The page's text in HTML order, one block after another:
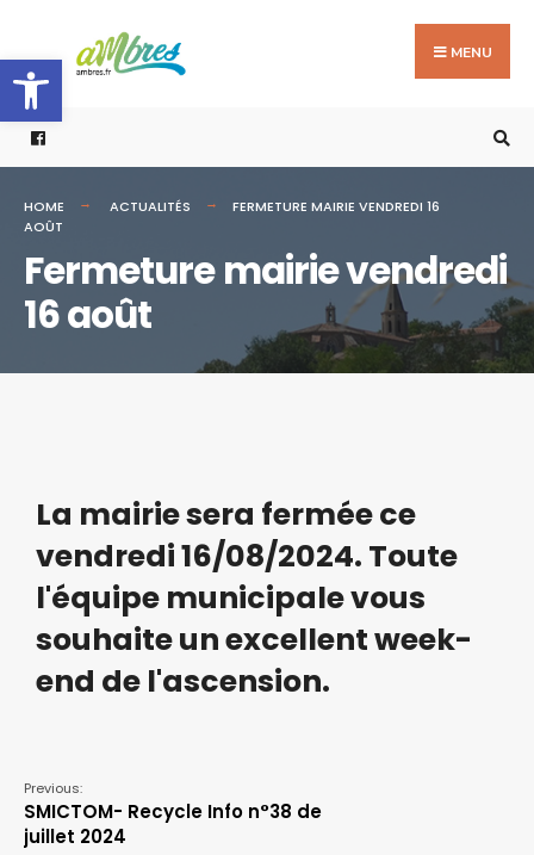
Ouvrir la barre d’outils MENU
HOME ACTUALITÉS
FERMETURE MAIRIE VENDREDI 16
AOÛT
Fermeture mairie vendredi
16 août
La mairie sera fermée ce
vendredi 16/08/2024. Toute
l'équipe municipale vous
souhaite un excellent week-
end de l'ascension.
Previous:
SMICTOM- Recycle Info n°38 de
juillet 2024